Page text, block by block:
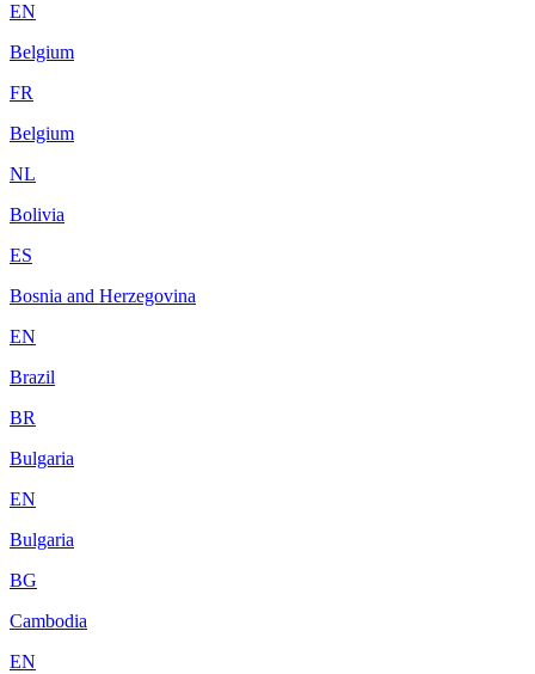
EN
Belgium
FR
Belgium
NL
Bolivia
ES
Bosnia and Herzegovina
EN
Brazil
BR
Bulgaria
EN
Bulgaria
BG
Cambodia
EN